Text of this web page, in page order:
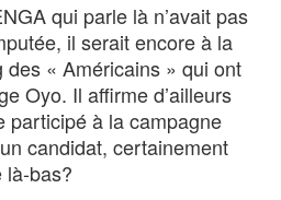
qui parle là n’avait pas
il serait encore à la
des « Américains » qui ont
Oyo. Il affirme d’ailleurs
participé à la campagne
candidat, certainement
là-bas?